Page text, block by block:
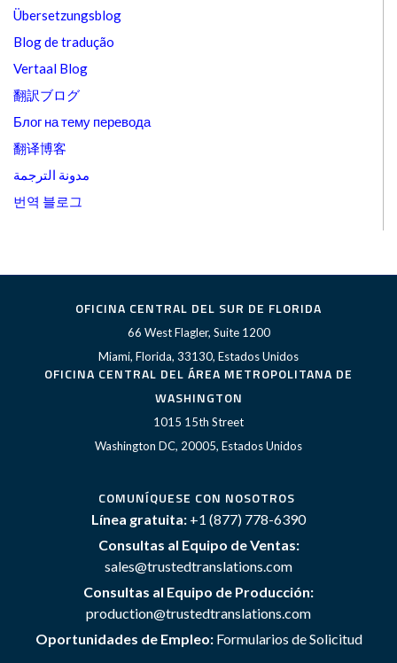
Übersetzungsblog
Blog de tradução
Vertaal Blog
翻訳ブログ
Блог на тему перевода
翻译博客
مدونة الترجمة
번역 블로그
OFICINA CENTRAL DEL SUR DE FLORIDA
66 West Flagler, Suite 1200
Miami, Florida, 33130, Estados Unidos
OFICINA CENTRAL DEL ÁREA METROPOLITANA DE
WASHINGTON
1015 15th Street
Washington DC, 20005, Estados Unidos
COMUNÍQUESE CON NOSOTROS
Línea gratuita: +1 (877) 778-6390
Consultas al Equipo de Ventas:
sales@trustedtranslations.com
Consultas al Equipo de Producción:
production@trustedtranslations.com
Oportunidades de Empleo: Formularios de Solicitud